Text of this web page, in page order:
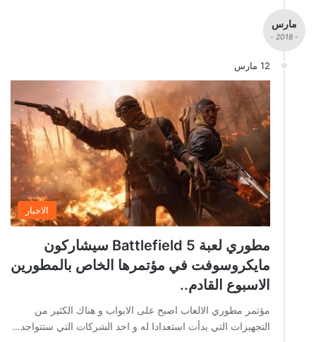
مارس
- 2018 -
12 مارس
الاخبار
مطوري لعبة Battlefield 5 سيشاركون
مايكروسوفت في مؤتمرها الخاص بالمطورين
الاسبوع القادم..
مؤتمر مطوري الالعاب اصبح على الابواب و هناك الكثير من
التجهيزات التي بدأت استعدادا له و احد الشركات التي ستتواجد…